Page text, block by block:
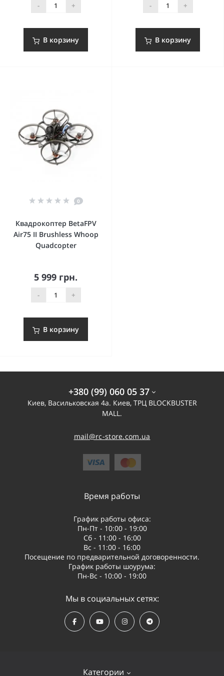
- +
В корзину
- +
В корзину
0
Квадрокоптер BetaFPV
Air75 II Brushless Whoop
Quadcopter
5 999 грн.
- +
В корзину
+380 (99) 060 05 37
Киев, Васильковская 4а. Киев, ТРЦ BLOCKBUSTER
MALL.
mail@rc-store.com.ua
Категории
Время работы
График работы офиса:
Пн-Пт - 10:00 - 19:00
Сб - 11:00 - 16:00
Вс - 11:00 - 16:00
Посещение по предварительной договоренности.
График работы шоурума:
Пн-Вс - 10:00 - 19:00
Мы в социальных сетях: